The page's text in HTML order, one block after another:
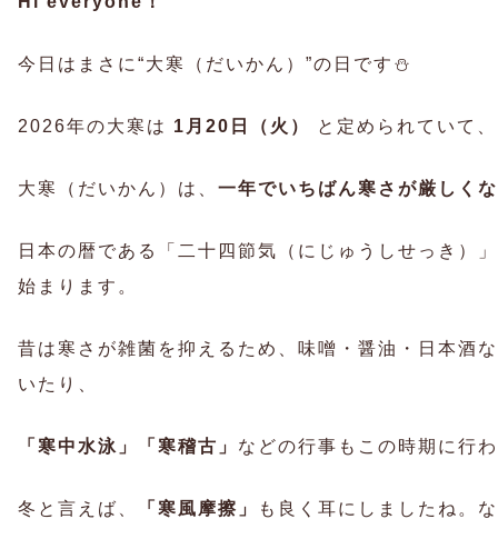
今日はまさに“大寒（だいかん）”の日です⛄
2026年の大寒は 1月20日（火） と定められていて、
大寒（だいかん）は、 一年でいちばん寒さが厳しく
日本の暦である「二十四節気（にじゅうしせっき）
始まります。
昔は寒さが雑菌を抑えるため、味噌・醤油・日本酒
いたり、
「寒中水泳」「寒稽古」 などの行事もこの時期に行
冬と言えば、 「寒風摩擦」 も良く耳にしましたね。